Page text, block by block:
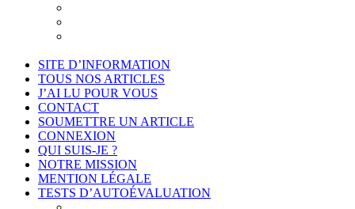
SITE D’INFORMATION
TOUS NOS ARTICLES
J’AI LU POUR VOUS
CONTACT
SOUMETTRE UN ARTICLE
CONNEXION
QUI SUIS-JE ?
NOTRE MISSION
MENTION LÉGALE
TESTS D’AUTOÉVALUATION